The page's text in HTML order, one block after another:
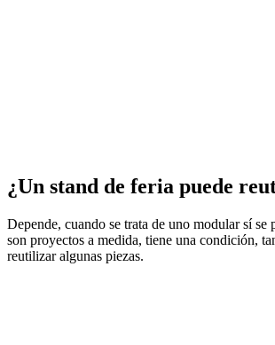
¿Un stand de feria puede
Depende, cuando se trata de uno modular sí se
son proyectos a medida, tiene una condición,
reutilizar algunas piezas.